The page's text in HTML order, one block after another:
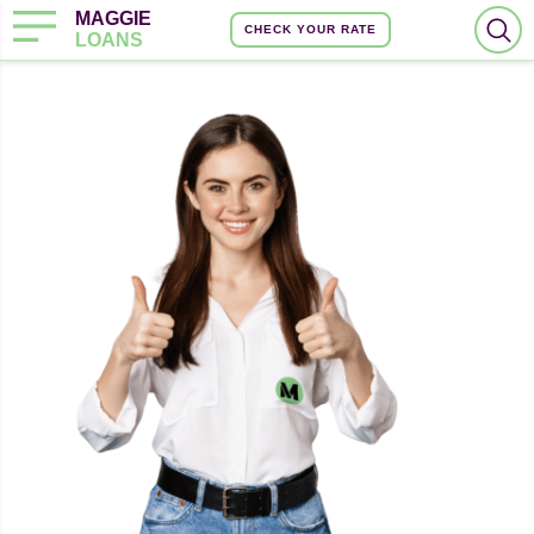
MAGGIE
LOANS
CHECK YOUR RATE